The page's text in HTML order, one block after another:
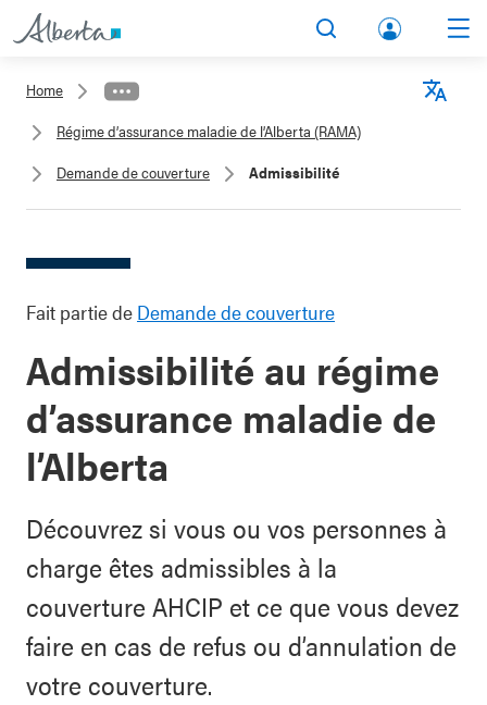
lbert
Home
Régime d’assurance maladie de l’Alberta (RAMA)
Demande de couverture
Admissibilité
Fait partie de Demande de couverture
Admissibilité au régime
d’assurance maladie de
l’Alberta
Découvrez si vous ou vos personnes à
charge êtes admissibles à la
couverture AHCIP et ce que vous devez
faire en cas de refus ou d’annulation de
votre couverture.